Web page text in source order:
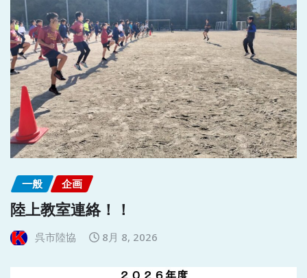
一般 企画
陸上教室連絡！！
呉市陸協 8月 8, 2026